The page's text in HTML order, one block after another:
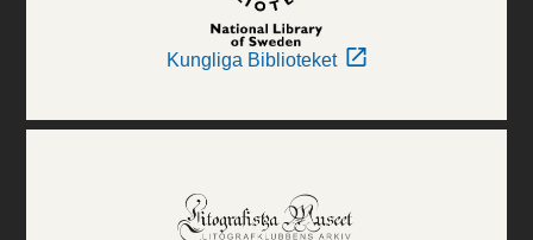
Kungliga Biblioteket